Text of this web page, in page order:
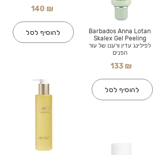
140 ₪
להוסיף לסל
Barbados Anna Lotan
Skalex Gel Peeling
לפילינג עדין ורענן של עור
הפנים
133 ₪
להוסיף לסל